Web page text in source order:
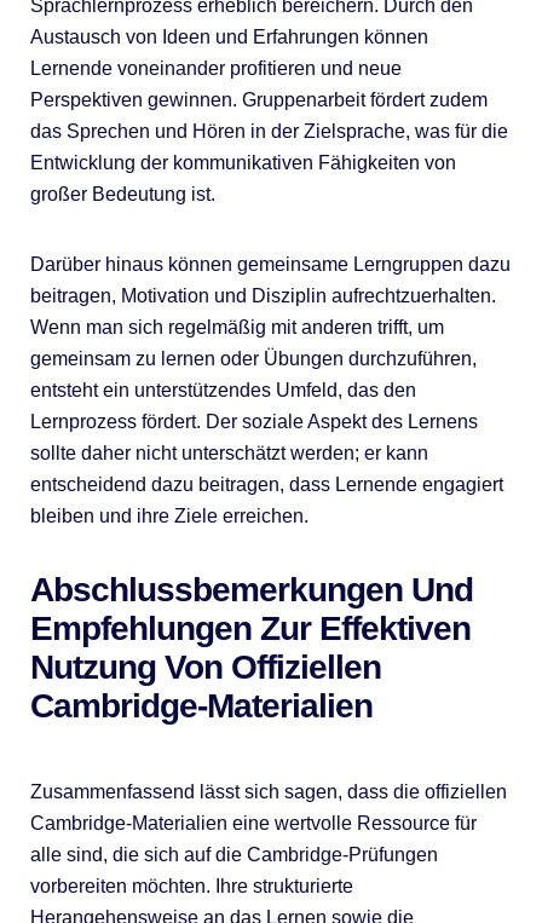
Sprachlernprozess erheblich bereichern. Durch den
Austausch von Ideen und Erfahrungen können
Lernende voneinander profitieren und neue
Perspektiven gewinnen. Gruppenarbeit fördert zudem
das Sprechen und Hören in der Zielsprache, was für die
Entwicklung der kommunikativen Fähigkeiten von
großer Bedeutung ist.
Darüber hinaus können gemeinsame Lerngruppen dazu
beitragen, Motivation und Disziplin aufrechtzuerhalten.
Wenn man sich regelmäßig mit anderen trifft, um
gemeinsam zu lernen oder Übungen durchzuführen,
entsteht ein unterstützendes Umfeld, das den
Lernprozess fördert. Der soziale Aspekt des Lernens
sollte daher nicht unterschätzt werden; er kann
entscheidend dazu beitragen, dass Lernende engagiert
bleiben und ihre Ziele erreichen.
Abschlussbemerkungen Und
Empfehlungen Zur Effektiven
Nutzung Von Offiziellen
Cambridge-Materialien
Zusammenfassend lässt sich sagen, dass die offiziellen
Cambridge-Materialien eine wertvolle Ressource für
alle sind, die sich auf die Cambridge-Prüfungen
vorbereiten möchten. Ihre strukturierte
Herangehensweise an das Lernen sowie die